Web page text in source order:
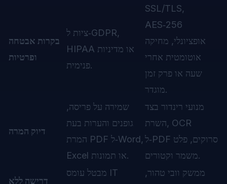
בקרות אבטחה
ופרטיות
ציות ל‑GDPR,
HIPAA או מדיניות
פנימית.
SSL/TLS,
AES‑256
אופציונלי, מחיקה
אוטומטית אחרי
שעה או פרק זמן
מוגדר.
דיוק המרה
שמירה על פריסה,
גופנים והערות בעת
המרת PDF ל‑Word,
Excel או תמונות.
מנועי רינדור בצד
השרת, OCR
ל‑PDF סרוקים, פלט
משמר וקטורים.
דרישה ללא
מבטל עומס IT
ממשק וובי טהור,